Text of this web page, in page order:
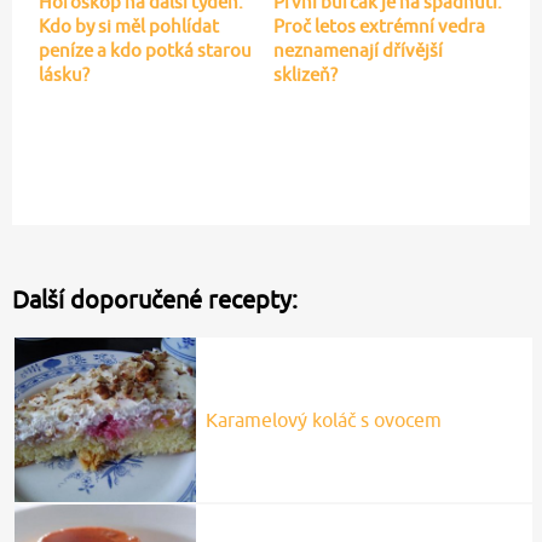
Kdo by si měl pohlídat
peníze a kdo potká starou
lásku?
Proč letos extrémní vedra
neznamenají dřívější
sklizeň?
Další doporučené recepty:
Karamelový koláč s ovocem